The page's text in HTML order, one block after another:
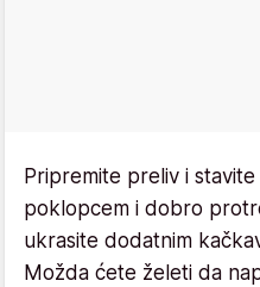
Pripremite preliv i
poklopcem i dobro
ukrasite dodatnim
Možda ćete želeti da